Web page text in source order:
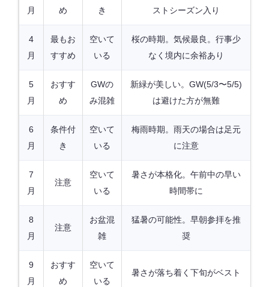
月
め
き
ストシーズン入り
4
月
最もお
すすめ
空いて
いる
桜の時期。気候最良。行事少
なく境内に余裕あり
5
月
おすす
め
GWの
み混雑
新緑が美しい。GW(5/3〜5/5)
は避けた方が無難
6
月
条件付
き
空いて
いる
梅雨時期。雨天の場合は足元
に注意
7
月
注意
空いて
いる
暑さが本格化。午前中の早い
時間帯に
8
月
注意
お盆混
雑
猛暑の可能性。早朝参拝を推
奨
9
月
おすす
め
空いて
いる
暑さが落ち着く下旬がベスト